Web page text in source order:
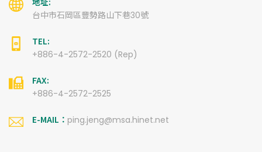
台中市石岡區豐勢路山下巷30號
TEL:
+886-4-2572-2520 (Rep)
FAX:
+886-4-2572-2525
E-MAIL： ping.jeng@msa.hinet.net